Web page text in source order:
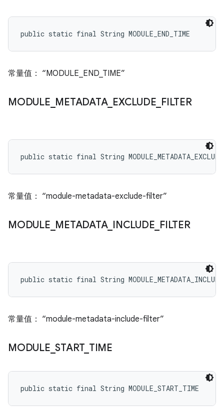
public static final String MODULE_END_TIME
常量值： “MODULE_END_TIME”
MODULE METADATA_ EXCLUDE FILTER
public static final String
常量值： “module-metadata-exclude-filter”
MODULE METADATA_ INCLUDE FILTER
public static final String
常量值： “module-metadata-include-filter”
MODULE _START_ TIME
public static final String MODULE_START_TIME